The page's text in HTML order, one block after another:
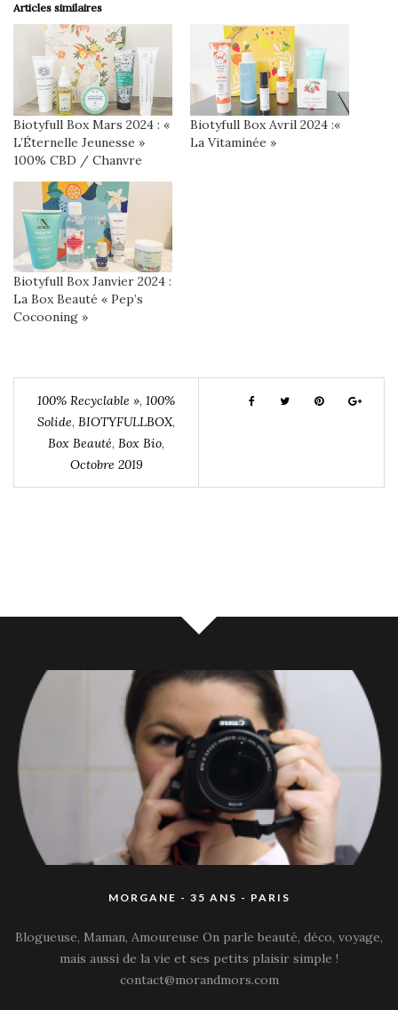
Articles similaires
Biotyfull Box Mars 2024 : «
L’Éternelle Jeunesse »
100% CBD / Chanvre
Biotyfull Box Avril 2024 :«
La Vitaminée »
Biotyfull Box Janvier 2024 :
La Box Beauté « Pep’s
Cocooning »
100% Recyclable », 100%
Solide, BIOTYFULLBOX,
Box Beauté, Box Bio,
Octobre 2019
MORGANE - 35 ANS - PARIS
Blogueuse, Maman, Amoureuse On parle beauté, déco, voyage,
mais aussi de la vie et ses petits plaisir simple !
contact@morandmors.com